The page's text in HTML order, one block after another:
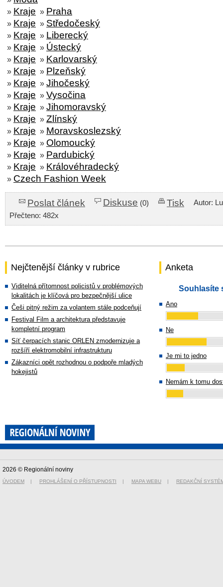
» Kraje » Praha
» Kraje » Středočeský
» Kraje » Liberecký
» Kraje » Ústecký
» Kraje » Karlovarský
» Kraje » Plzeňský
» Kraje » Jihočeský
» Kraje » Vysočina
» Kraje » Jihomoravský
» Kraje » Zlínský
» Kraje » Moravskoslezský
» Kraje » Olomoucký
» Kraje » Pardubický
» Kraje » Královéhradecký
» Czech Fashion Week
Poslat článek Diskuse (0) Tisk
Autor:
Přečteno: 482x
Nejčtenější články v rubrice
Viditelná přítomnost policistů v problémových
lokalitách je klíčová pro bezpečnější ulice
Češi pitný režim za volantem stále podceňují
Festival Film a architektura představuje
kompletní program
Síť čerpacích stanic ORLEN zmodernizuje a
rozšíří elektromobilní infrastrukturu
Zákazníci opět rozhodnou o podpoře mladých
hokejistů
Anketa
Souhlasíte
Ano
Ne
Je mi to jedno
Nemám k tomu
2026 © Regionální noviny
ÚVODEM | PROHLÁŠENÍ O PŘÍSTUPNOSTI | MAPA WEBU | REDAKČNÍ